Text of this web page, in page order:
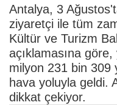
Antalya, 3
ziyaretçi ile tüm
Kültür ve Turizm
açıklamasına
milyon 231 bin 309
hava yoluyla geldi.
dikkat çekiyor.